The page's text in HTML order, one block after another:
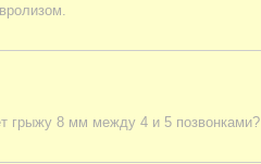
грыжу 8 мм между 4 и 5 позвонками?